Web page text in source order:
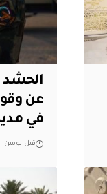
الحشد
عن
في
قبل يومين